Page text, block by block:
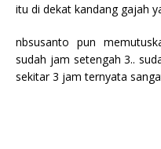
itu di dekat kandang gajah
nbsusanto pun
sudah jam setengah 3..
sekitar 3 jam ternyata